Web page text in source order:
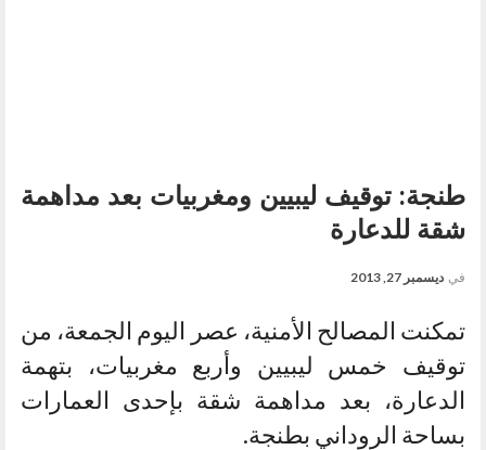
طنجة: توقيف ليبيين ومغربيات بعد مداهمة
شقة للدعارة
في ديسمبر 27, 2013
تمكنت المصالح الأمنية، عصر اليوم الجمعة، من
توقيف خمس ليبيين وأربع مغربيات، بتهمة
الدعارة، بعد مداهمة شقة بإحدى العمارات
بساحة الروداني بطنجة.